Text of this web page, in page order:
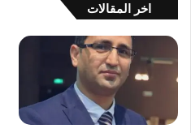
اخر المقالات